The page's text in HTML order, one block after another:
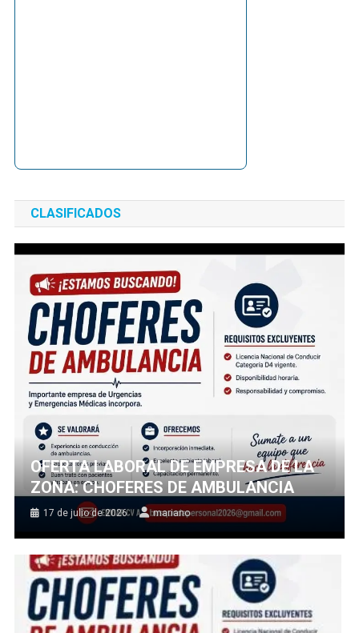
CLASIFICADOS
OFERTA LABORAL DE EMPRESA DE LA
ZONA: CHOFERES DE AMBULANCIA
17 de julio de 2026 mariano